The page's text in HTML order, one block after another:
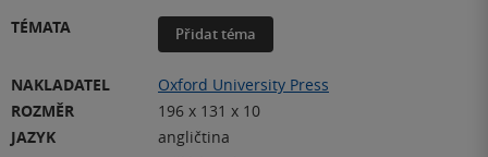
TÉMATA
Přidat téma
NAKLADATEL
Oxford University Press
ROZMĚR
196 x 131 x 10
JAZYK
angličtina